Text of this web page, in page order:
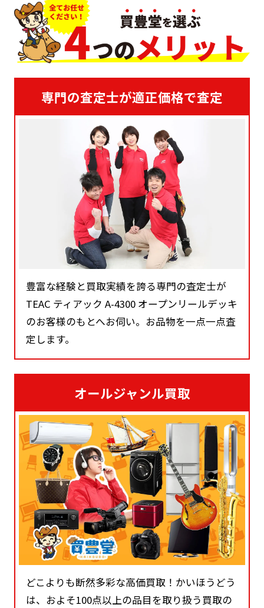
専門の査定士が適正価格で査定
豊富な経験と買取実績を誇る専門の査定士が
TEAC ティアック A-4300 オープンリールデッキ
のお客様のもとへお伺い。お品物を一点一点査
定します。
オールジャンル買取
どこよりも断然多彩な高価買取！かいほうどう
は、およそ100点以上の品目を取り扱う買取の